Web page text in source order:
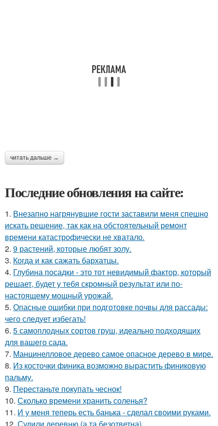
читать дальше →
Последние обновления на сайте:
1. Внезапно нагрянувшие гости заставили меня спешно
искать решение, так как на обстоятельный ремонт
времени катастрофически не хватало.
2. 9 растений, которые любят золу.
3. Когда и как сажать бархатцы.
4. Глубина посадки - это тот невидимый фактор, который
решает, будет у тебя скромный результат или по-
настоящему мощный урожай.
5. Опасные ошибки при подготовке почвы для рассады:
чего следует избегать!
6. 5 самоплодных сортов груш, идеально подходящих
для вашего сада.
7. Манцинелловое дерево самое опасное дерево в мире.
8. Из косточки финика возможно вырастить финиковую
пальму.
9. Перестаньте покупать чеснок!
10. Сколько времени хранить соленья?
11. И у меня теперь есть банька - сделал своими руками.